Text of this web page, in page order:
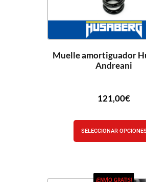
Muelle amortiguador
Andreani
121,00€
SELECCIONAR
¡ENVÍO GRATIS!